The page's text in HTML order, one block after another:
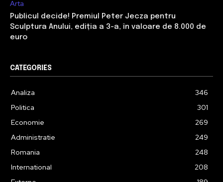
Arta
Publicul decide! Premiul Peter Jecza pentru
Sculptura Anului, ediția a 3-a, în valoare de 8.000 de
euro
CATEGORIES
Analiza
346
Politica
301
Economie
269
Administratie
249
Romania
248
International
208